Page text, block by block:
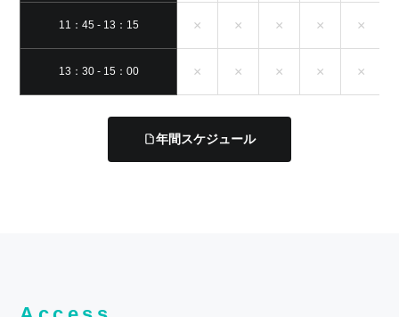
11：45 - 13：15 × × × × ×
13：30 - 15：00 × × × × ×
年間スケジュール